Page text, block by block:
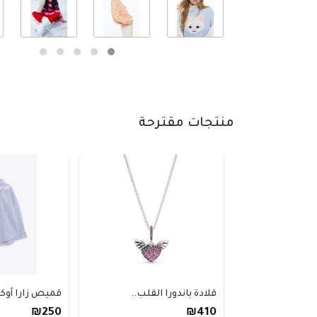
منتجات مقترحة
قلادة باندورا القلب..
₪410
قميص زارا
₪250